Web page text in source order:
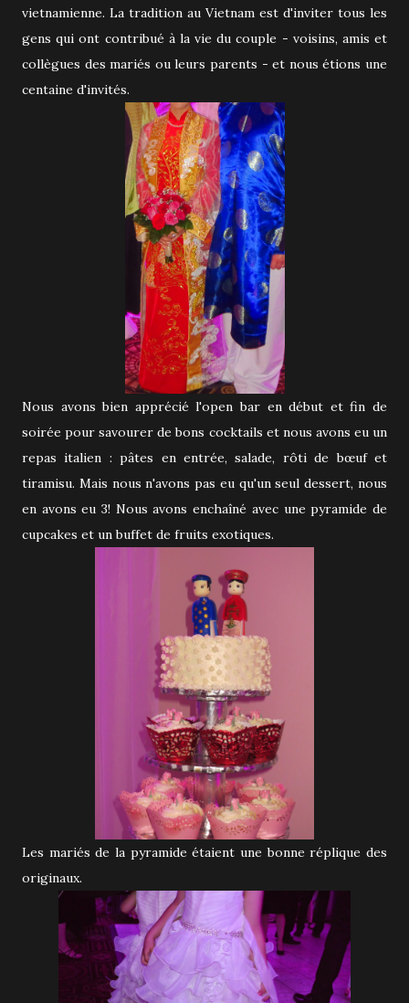
vietnamienne. La tradition au Vietnam est d'inviter tous les
gens qui ont contribué à la vie du couple - voisins, amis et
collègues des mariés ou leurs parents - et nous étions une
centaine d'invités.
Nous avons bien apprécié l'open bar en début et fin de
soirée pour savourer de bons cocktails et nous avons eu un
repas italien : pâtes en entrée, salade, rôti de bœuf et
tiramisu. Mais nous n'avons pas eu qu'un seul dessert, nous
en avons eu 3! Nous avons enchaîné avec une pyramide de
cupcakes et un buffet de fruits exotiques.
Les mariés de la pyramide étaient une bonne réplique des
originaux.